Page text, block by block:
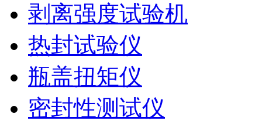
剥离强度试验机
热封试验仪
瓶盖扭矩仪
密封性测试仪